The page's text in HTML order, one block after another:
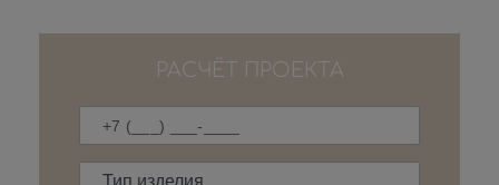
РАСЧЁТ ПРОЕКТА